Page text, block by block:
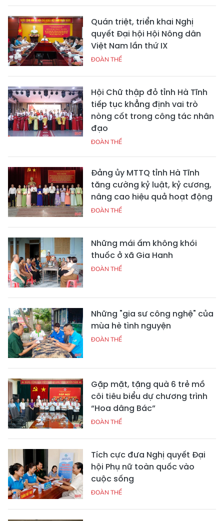
Quán triệt, triển khai Nghị
quyết Đại hội Hội Nông dân
Việt Nam lần thứ IX
ĐOÀN THỂ
Hội Chữ thập đỏ tỉnh Hà Tĩnh
tiếp tục khẳng định vai trò
nòng cốt trong công tác nhân
đạo
ĐOÀN THỂ
Đảng ủy MTTQ tỉnh Hà Tĩnh
tăng cường kỷ luật, kỷ cương,
nâng cao hiệu quả hoạt động
ĐOÀN THỂ
Những mái ấm không khói
thuốc ở xã Gia Hanh
ĐOÀN THỂ
Những "gia sư công nghệ" của
mùa hè tình nguyện
ĐOÀN THỂ
Gặp mặt, tặng quà 6 trẻ mồ
côi tiêu biểu dự chương trình
“Hoa dâng Bác”
ĐOÀN THỂ
Tích cực đưa Nghị quyết Đại
hội Phụ nữ toàn quốc vào
cuộc sống
ĐOÀN THỂ